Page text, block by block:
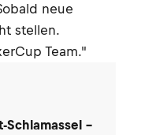
neue
stellen.
Team."
Schlamassel –